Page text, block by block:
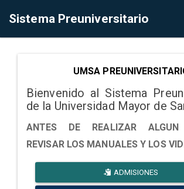
Sistema Preuniversitario
UMSA
Bienvenido al Sistema
de la Universidad Mayor de
ANTES DE REALIZAR ALGUN
REVISAR LOS MANUALES Y LOS
ADMISIONES